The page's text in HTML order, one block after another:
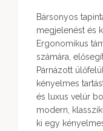
Bársonyos
megjelenést és
Ergonomikus
számára,
Párnázott
kényelmes
és luxus velúr
modern,
ki egy